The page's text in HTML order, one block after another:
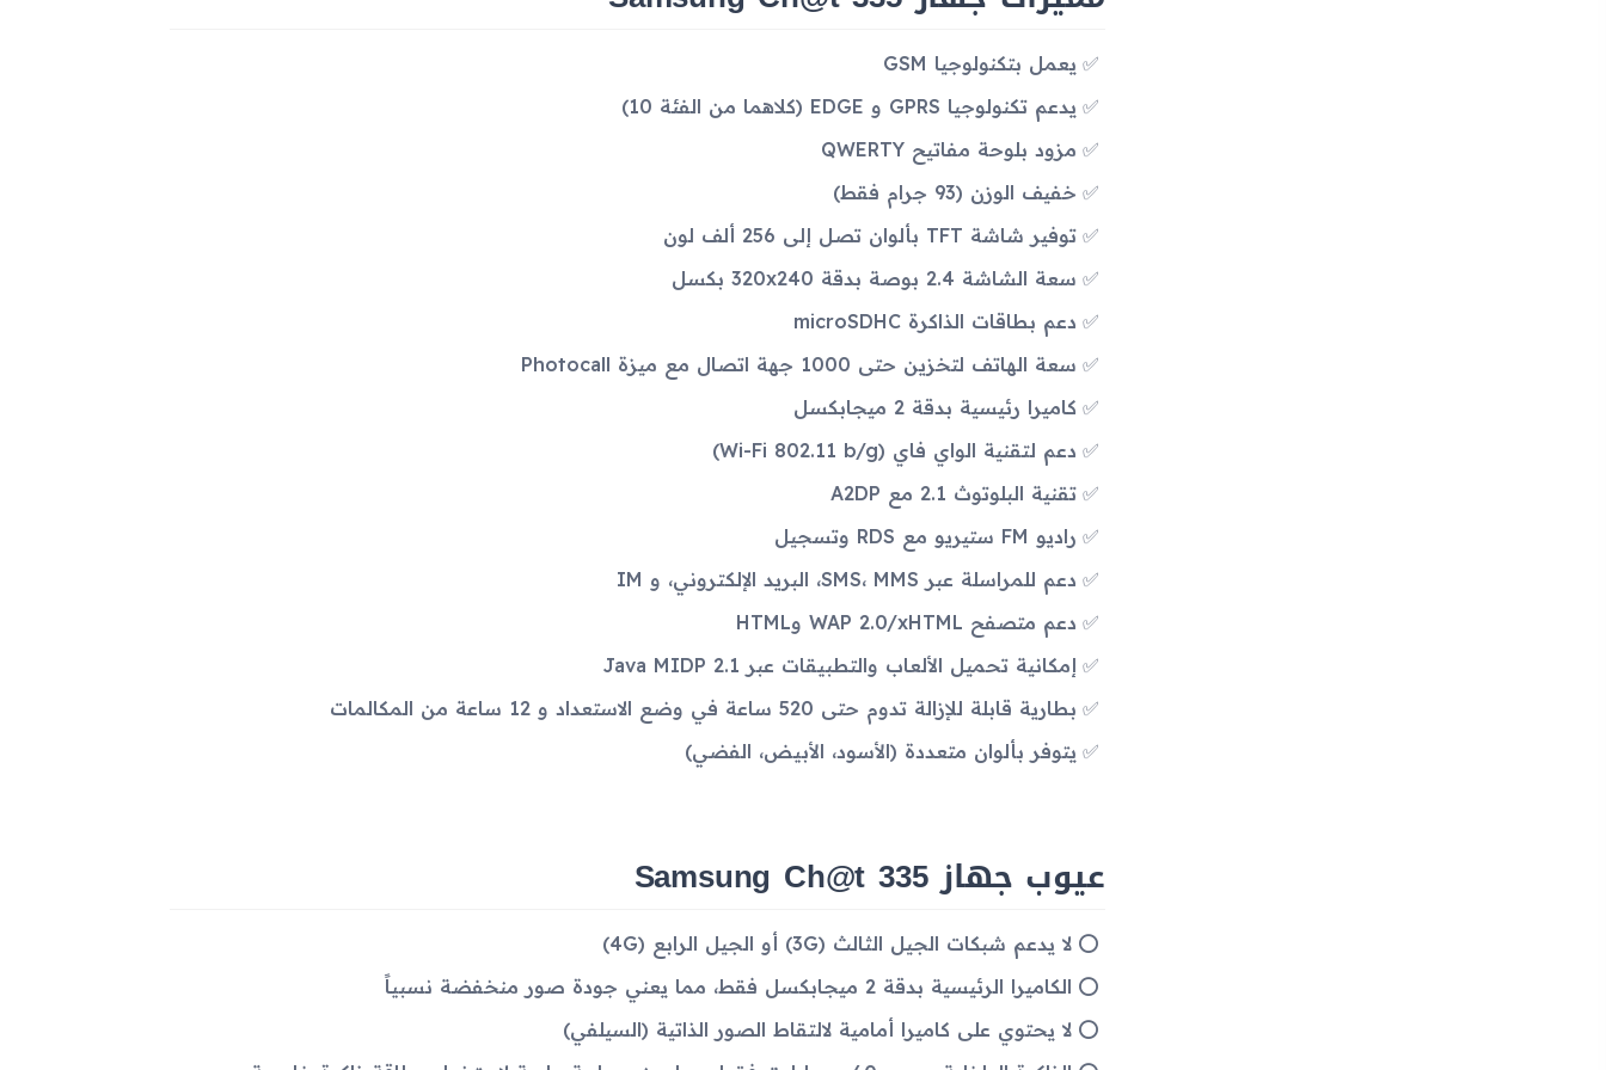
يعمل بتكنولوجيا GSM
يدعم تكنولوجيا GPRS و EDGE (كلاهما من الفئة 10)
مزود بلوحة مفاتيح QWERTY
خفيف الوزن (93 جرام فقط)
توفير شاشة TFT بألوان تصل إلى 256 ألف لون
سعة الشاشة 2.4 بوصة بدقة 320x240 بكسل
دعم بطاقات الذاكرة microSDHC
سعة الهاتف لتخزين حتى 1000 جهة اتصال مع ميزة Photocall
كاميرا رئيسية بدقة 2 ميجابكسل
دعم لتقنية الواي فاي (Wi-Fi 802.11 b/g)
تقنية البلوتوث 2.1 مع A2DP
راديو FM ستيريو مع RDS وتسجيل
دعم للمراسلة عبر SMS، MMS، البريد الإلكتروني، و IM
دعم متصفح WAP 2.0/xHTML وHTML
إمكانية تحميل الألعاب والتطبيقات عبر Java MIDP 2.1
بطارية قابلة للإزالة تدوم حتى 520 ساعة في وضع الاستعداد و 12 ساعة من المكالمات
يتوفر بألوان متعددة (الأسود، الأبيض، الفضي)
عيوب جهاز Samsung Ch@t 335
لا يدعم شبكات الجيل الثالث (3G) أو الجيل الرابع (4G)
الكاميرا الرئيسية بدقة 2 ميجابكسل فقط، مما يعني جودة صور منخفضة نسبياً
لا يحتوي على كاميرا أمامية لالتقاط الصور الذاتية (السيلفي)